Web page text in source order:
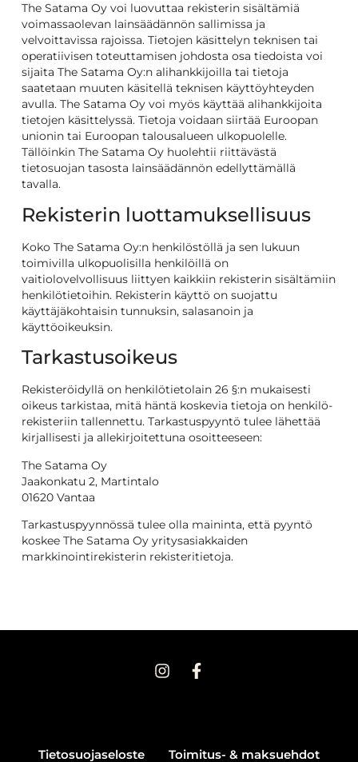
The Satama Oy voi luovuttaa rekisterin sisältämiä
voimassaolevan lainsäädännön sallimissa ja
velvoittavissa rajoissa. Tietojen käsittelyn teknisen tai
operatiivisen toteuttamisen johdosta osa tiedoista voi
sijaita The Satama Oy:n alihankkijoilla tai tietoja
saatetaan muuten käsitellä teknisen käyttöyhteyden
avulla. The Satama Oy voi myös käyttää alihankkijoita
tietojen käsittelyssä. Tietoja voidaan siirtää Euroopan
unionin tai Euroopan talousalueen ulkopuolelle.
Tällöinkin The Satama Oy huolehtii riittävästä
tietosuojan tasosta lainsäädännön edellyttämällä
tavalla.
Rekisterin luottamuksellisuus
Koko The Satama Oy:n henkilöstöllä ja sen lukuun
toimivilla ulkopuolisilla henkilöillä on
vaitiolovelvollisuus liittyen kaikkiin rekisterin sisältämiin
henkilötietoihin. Rekisterin käyttö on suojattu
käyttäjäkohtaisin tunnuksin, salasanoin ja
käyttöoikeuksin.
Tarkastusoikeus
Rekisteröidyllä on henkilötietolain 26 §:n mukaisesti
oikeus tarkistaa, mitä häntä koskevia tietoja on henkilö-
rekisteriin tallennettu. Tarkastuspyyntö tulee lähettää
kirjallisesti ja allekirjoitettuna osoitteeseen:
The Satama Oy
Jaakonkatu 2, Martintalo
01620 Vantaa
Tarkastuspyynnössä tulee olla maininta, että pyyntö
koskee The Satama Oy yritysasiakkaiden
markkinointirekisterin rekisteritietoja.
Tietosuojaseloste Toimitus- & maksuehdot